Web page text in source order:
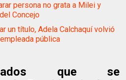
persona no grata a Milei y
Concejo
un título, Adela Calchaquí volvió
pública
que se